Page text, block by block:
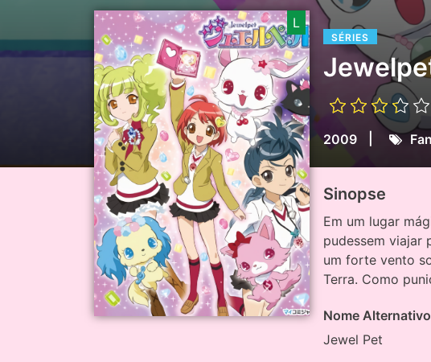
L
SÉRIES
2009
Sinopse
Em um lugar
pudessem viajar
um forte vento
Terra. Como
Nome Alternativo
Jewel Pet